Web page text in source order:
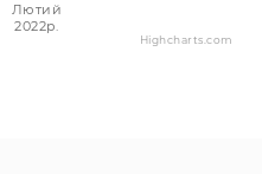
Лютий
2022p.
Highcharts.com